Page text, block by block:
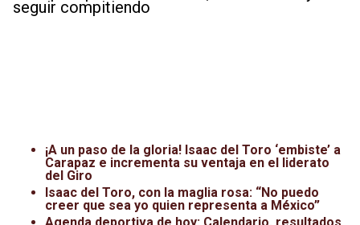
seguir compitiendo
¡A un paso de la gloria! Isaac del Toro ‘embiste’ a
Carapaz e incrementa su ventaja en el liderato
del Giro
Isaac del Toro, con la maglia rosa: “No puedo
creer que sea yo quien representa a México”